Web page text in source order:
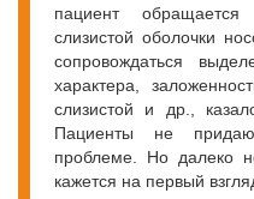
пациент
слизистой оболочки
сопровождаться
характера,
слизистой и др.,
Пациенты не
проблеме. Но далеко
кажется на первый